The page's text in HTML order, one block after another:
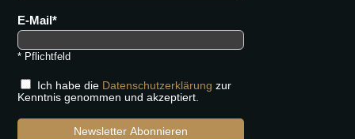
E-Mail
* Pflichtfeld
Ich habe die Datenschutzerklärung zur
Kenntnis genommen und akzeptiert.
Newsletter Abonnieren